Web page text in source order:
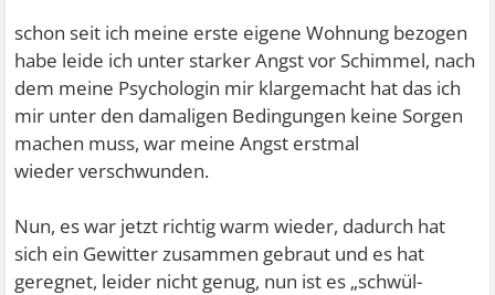
schon seit ich meine erste eigene Wohnung bezogen
habe leide ich unter starker Angst vor Schimmel, nach
dem meine Psychologin mir klargemacht hat das ich
mir unter den damaligen Bedingungen keine Sorgen
machen muss, war meine Angst erstmal
wieder verschwunden.
Nun, es war jetzt richtig warm wieder, dadurch hat
sich ein Gewitter zusammen gebraut und es hat
geregnet, leider nicht genug, nun ist es „schwül-